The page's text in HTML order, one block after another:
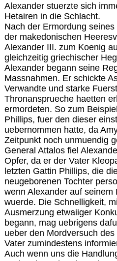
Alexander stuerzte sich
Hetairen in die Schlacht.
Nach der Ermordung
der makedonischen
Alexander III. zum Koenig
gleichzeitig griechischer
Alexander begann seine
Massnahmen. Er schickte
Verwandte und starke
Thronansprueche haetten
ermordeten. So zum
Phillips, fuer den dieser
uebernommen hatte, da
Zeitpunkt noch unmuendig
General Attalos fiel
Opfer, da er der Vater
letzten Gattin Phillips, die
neugeborenen Tochter
wenn Alexander auf seinem
wuerde. Die Schnelligkeit,
Ausmerzung etwaiiger
begann, mag uebrigens
ueber den Mordversuch
Vater zumindestens
Auch wenn uns die